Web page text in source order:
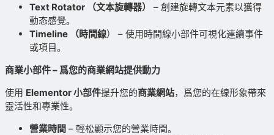
Text Rotator （文本旋轉器）
– 創建旋轉文本元素以獲得
動态感覺。
Timeline （時間線） – 使用時間線小部件可視化連續事件
或項目。
商業小部件 – 爲您的商業網站提供動力
使用 Elementor 小部件提升您的商業網站，爲您的在線形象帶來
靈活性和專業性。
營業時間 – 輕松顯示您的營業時間。